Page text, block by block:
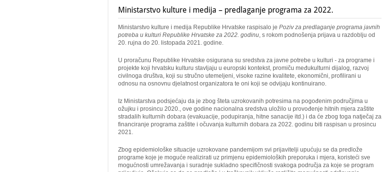
Ministarstvo kulture i medija – predlaganje programa za 2022.
Ministarstvo kulture i medija Republike Hrvatske raspisalo je Poziv za predlaganje programa javnih
potreba u kulturi Republike Hrvatske za 2022. godinu, s rokom podnošenja prijava u razdoblju od
20. rujna do 20. listopada 2021. godine.
U proračunu Republike Hrvatske osigurana su sredstva za javne potrebe u kulturi - za programe i
projekte koji hrvatsku kulturu stavljaju u europski kontekst, promiču međukulturni dijalog, razvoj
civilnoga društva, koji su stručno utemeljeni, visoke razine kvalitete, ekonomični, profilirani u
odnosu na osnovnu djelatnost organizatora te oni koji se odvijaju kontinuirano.
Iz Ministarstva podsjećaju da je zbog šteta uzrokovanih potresima na pogođenim područjima u
ožujku i prosincu 2020., ove godine nacionalna sredstva uložilo u provođenje hitnih mjera zaštite
stradalih kulturnih dobara (evakuacije, podupiranja, hitne sanacije itd.) i da će zbog toga natječaj za
financiranje programa zaštite i očuvanja kulturnih dobara za 2022. godinu biti raspisan u prosincu
2021.
Zbog epidemiološke situacije uzrokovane pandemijom svi prijavitelji upućuju se da predlože
programe koje je moguće realizirati uz primjenu epidemioloških preporuka i mjera, koristeći sve
mogućnosti umrežavanja i suradnje sukladno specifičnosti svakoga područja za koje se program